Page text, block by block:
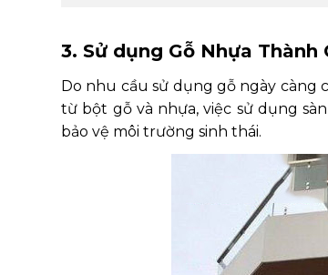
3. Sử dụng Gỗ Nhựa
Do nhu cầu sử dụng gỗ ngày càng
từ bột gỗ và nhựa, việc sử dụng
bảo vệ môi trường sinh thái.